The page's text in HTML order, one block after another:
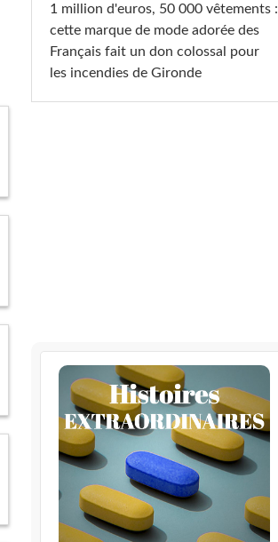
1 million d'euros, 50 000 vêtements :
cette marque de mode adorée des
Français fait un don colossal pour
les incendies de Gironde